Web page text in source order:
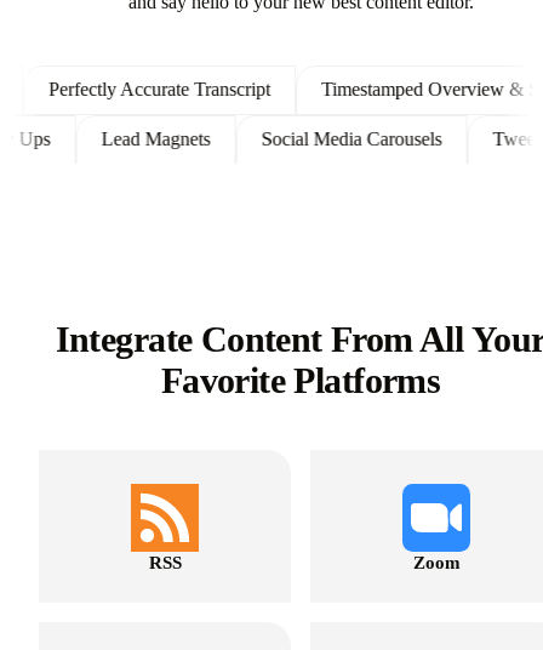
and say hello to your new best content editor.
Perfectly Accurate Transcript Timestamped Overview &
Ups Lead Magnets Social Media Carousels
Integrate Content From All
Favorite Platforms
RSS Zoom